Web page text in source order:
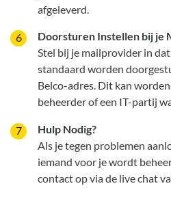
afgeleverd.
Doorsturen Instellen bij je
Stel bij je mailprovider in
standaard worden
Belco-adres. Dit kan
beheerder of een IT-partij
Hulp Nodig?
Als je tegen problemen
iemand voor je wordt
contact op via de live chat